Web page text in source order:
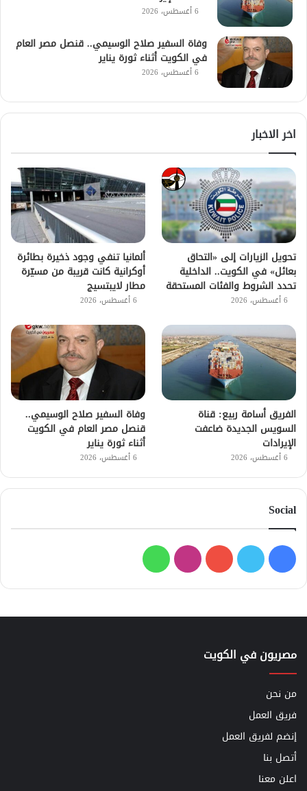
6 أغسطس، 2026
وفاة السفير صلاح الوسيمي.. قنصل مصر العام
في الكويت أثناء ثورة يناير
6 أغسطس، 2026
اخر الاخبار
تحويل الزيارات إلى «التحاق
بعائل» في الكويت.. الداخلية
تحدد الشروط والفئات المستحقة
6 أغسطس، 2026
ألمانيا تنفي وجود ذخيرة بطائرة
أوكرانية كانت قريبة من مسيّرة
مطار لايبتسيج
6 أغسطس، 2026
الفريق أسامة ربيع: قناة
السويس الجديدة ضاعفت
الإيرادات
6 أغسطس، 2026
وفاة السفير صلاح الوسيمي..
قنصل مصر العام في الكويت
أثناء ثورة يناير
6 أغسطس، 2026
Social
فيسبوك
تويتر يوتيوبانستقرامواتساب
مصريون في الكويت
من نحن
فريق العمل
إنضم لفريق العمل
أتصل بنا
اعلن معنا